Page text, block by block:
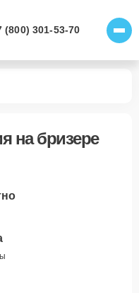
(800) 301-53-70
на бризере